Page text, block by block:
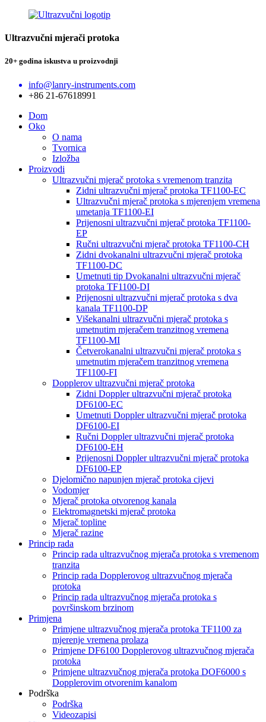
Ultrazvučni mjerači protoka
20+ godina iskustva u proizvodnji
info@lanry-instruments.com
+86 21-67618991
Dom
Oko
O nama
Tvornica
Izložba
Proizvodi
Ultrazvučni mjerač protoka s vremenom tranzita
Zidni ultrazvučni mjerač protoka TF1100-EC
Ultrazvučni mjerač protoka s mjerenjem vremena
umetanja TF1100-EI
Prijenosni ultrazvučni mjerač protoka TF1100-
EP
Ručni ultrazvučni mjerač protoka TF1100-CH
Zidni dvokanalni ultrazvučni mjerač protoka
TF1100-DC
Umetnuti tip Dvokanalni ultrazvučni mjerač
protoka TF1100-DI
Prijenosni ultrazvučni mjerač protoka s dva
kanala TF1100-DP
Višekanalni ultrazvučni mjerač protoka s
umetnutim mjeračem tranzitnog vremena
TF1100-MI
Četverokanalni ultrazvučni mjerač protoka s
umetnutim mjeračem tranzitnog vremena
TF1100-FI
Dopplerov ultrazvučni mjerač protoka
Zidni Doppler ultrazvučni mjerač protoka
DF6100-EC
Umetnuti Doppler ultrazvučni mjerač protoka
DF6100-EI
Ručni Doppler ultrazvučni mjerač protoka
DF6100-EH
Prijenosni Doppler ultrazvučni mjerač protoka
DF6100-EP
Djelomično napunjen mjerač protoka cijevi
Vodomjer
Mjerač protoka otvorenog kanala
Elektromagnetski mjerač protoka
Mjerač topline
Mjerač razine
Princip rada
Princip rada ultrazvučnog mjerača protoka s vremenom
tranzita
Princip rada Dopplerovog ultrazvučnog mjerača
protoka
Princip rada ultrazvučnog mjerača protoka s
površinskom brzinom
Primjena
Primjene ultrazvučnog mjerača protoka TF1100 za
mjerenje vremena prolaza
Primjene DF6100 Dopplerovog ultrazvučnog mjerača
protoka
Primjene ultrazvučnog mjerača protoka DOF6000 s
Dopplerovim otvorenim kanalom
Podrška
Podrška
Videozapisi